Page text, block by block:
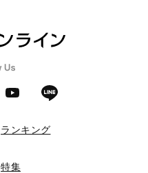
ランキング
特集